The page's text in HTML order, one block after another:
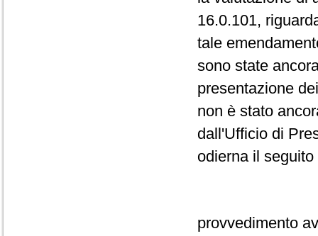
16.0.101,
tale
sono state
presentazione
non è stato
dall'Ufficio di
odierna il
provvedimento